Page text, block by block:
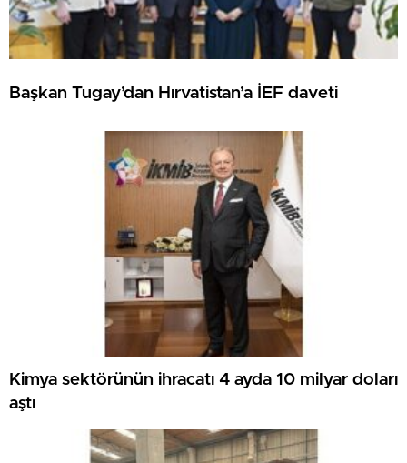
Başkan Tugay’dan Hırvatistan’a İEF daveti
Kimya sektörünün ihracatı 4 ayda 10 milyar doları
aştı